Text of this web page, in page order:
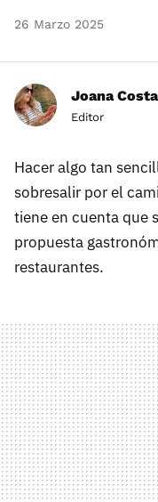
26 Marzo 2025
Joana Costa
Editor
Hacer algo tan
sobresalir por el
tiene en cuenta que
propuesta
restaurantes.